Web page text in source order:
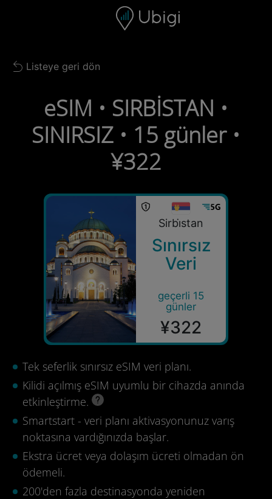
Gezinme çubuğu Alt bilgi
Back to list
Listeye geri dön
eSIM • SIRBİSTAN •
SINIRSIZ • 15 günler •
¥322
Sirbi̇stan
Sınırsız
Veri
geçerli 15
günler
¥322
Tek seferlik sınırsız eSIM veri planı.
Kilidi açılmış eSIM uyumlu bir cihazda anında
etkinleştirme.
Smartstart - veri planı aktivasyonunuz varış
noktasına vardığınızda başlar.
Ekstra ücret veya dolaşım ücreti olmadan ön
ödemeli.
200'den fazla destinasyonda yeniden